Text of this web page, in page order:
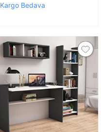
Kargo Bedava